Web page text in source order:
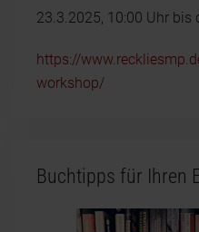
23.3.2025, 10:00 Uhr bis
https://
workshop/
Buchtipps für Ihren